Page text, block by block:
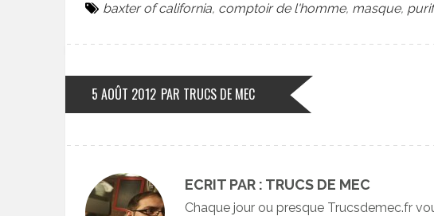
baxter of california, comptoir de l'homme, masque,
5 AOÛT 2012 PAR TRUCS DE MEC
ECRIT PAR : TRUCS DE MEC
Chaque jour ou presque Trucsdemec.fr